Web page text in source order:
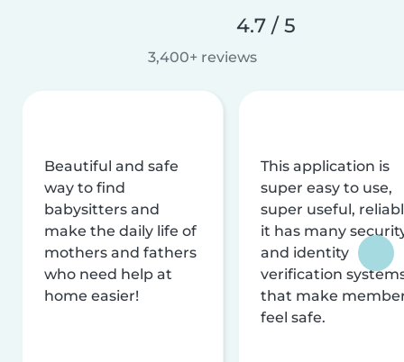
4.7 / 5
3,400+ reviews
Beautiful and safe
way to find
babysitters and
make the daily life of
mothers and fathers
who need help at
home easier!
This application is
super easy to use,
super useful,
it has many
and identity
verification
that make
feel safe.